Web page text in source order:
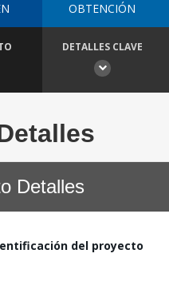
OBTENCIÓN
DETALLES CLAVE
Detalles
del proyecto